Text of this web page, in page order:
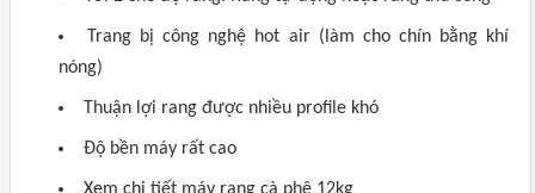
Trang bị công nghệ hot air (làm cho chín bằng khí
nóng)
Thuận lợi rang được nhiều profile khó
Độ bền máy rất cao